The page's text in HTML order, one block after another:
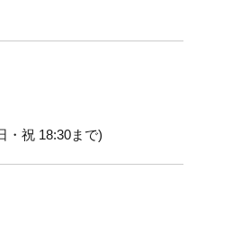
・祝 18:30まで)